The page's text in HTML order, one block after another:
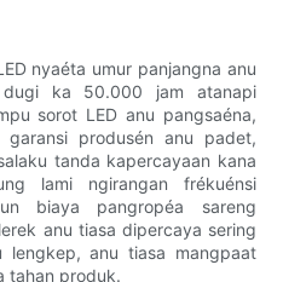
nyaéta umur panjangna anu
ka 50.000 jam atanapi
sorot LED anu pangsaéna,
produsén anu padet,
tanda kapercayaan kana
lami ngirangan frékuénsi
biaya pangropéa sareng
anu tiasa dipercaya sering
lengkep, anu tiasa mangpaat
tahan produk.